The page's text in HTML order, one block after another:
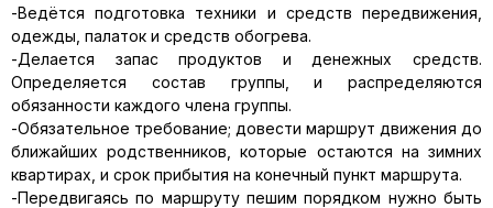
-Ведётся подготовка техники и средств передвижения,
одежды, палаток и средств обогрева.
-Делается запас продуктов и денежных средств.
Определяется состав группы, и распределяются
обязанности каждого члена группы.
-Обязательное требование; довести маршрут движения до
ближайших родственников, которые остаются на зимних
квартирах, и срок прибытия на конечный пункт маршрута.
-Передвигаясь по маршруту пешим порядком нужно быть